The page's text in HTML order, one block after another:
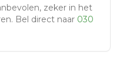
zeker in het
Bel direct naar 030